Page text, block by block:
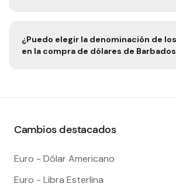
¿Puedo elegir la denominación de los billetes
en la compra de dólares de Barbados
Cambios destacados
Euro - Dólar Americano
Euro - Libra Esterlina